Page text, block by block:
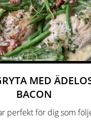
MED
BACON
perfekt för dig som